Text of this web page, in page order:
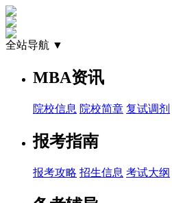
全站导航 ▼
MBA资讯
院校信息 院校简章 复试调剂
报考指南
报考攻略 招生信息 考试大纲